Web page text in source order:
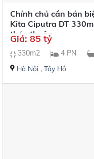
Chính chủ cần bán
Kita Ciputra DT
thỏa thuận
Giá: 85 tỷ
330m2 4 PN
Hà Nội, Tây Hồ